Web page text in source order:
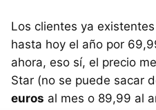
Los clientes ya
hasta hoy el año por
ahora, eso sí, el precio
Star (no se puede sacar
euros al mes o 89,99 al